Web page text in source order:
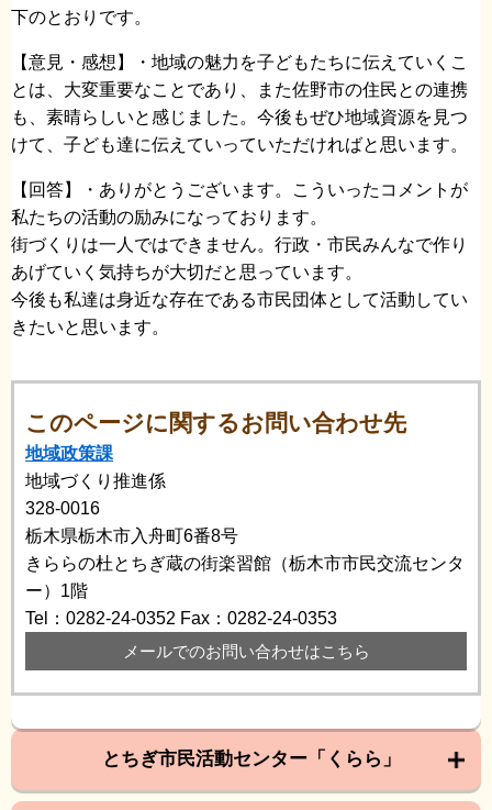
下のとおりです。
【意見・感想】・地域の魅力を子どもたちに伝えていくこ
とは、大変重要なことであり、また佐野市の住民との連携
も、素晴らしいと感じました。今後もぜひ地域資源を見つ
けて、子ども達に伝えていっていただければと思います。
【回答】・ありがとうございます。こういったコメントが
私たちの活動の励みになっております。
街づくりは一人ではできません。行政・市民みんなで作り
あげていく気持ちが大切だと思っています。
今後も私達は身近な存在である市民団体として活動してい
きたいと思います。
このページに関するお問い合わせ先
地域政策課
地域づくり推進係
328-0016
栃木県栃木市入舟町6番8号
きららの杜とちぎ蔵の街楽習館（栃木市市民交流センタ
ー）1階
Tel：0282-24-0352 Fax：0282-24-0353
メールでのお問い合わせはこちら
とちぎ市民活動センター「くらら」